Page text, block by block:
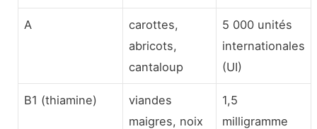
A
carottes,
abricots,
cantaloup
5 000 unités
internationales
(UI)
B1 (thiamine)
viandes
maigres, noix
1,5
milligramme